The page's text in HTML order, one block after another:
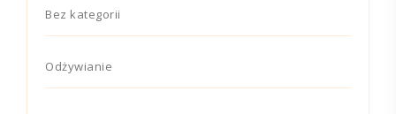
Bez kategorii
Odżywianie